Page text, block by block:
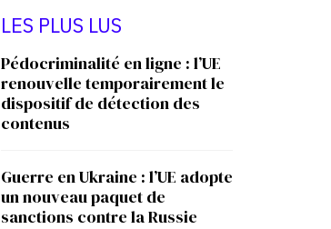
LES PLUS LUS
Pédocriminalité en ligne : l’UE
renouvelle temporairement le
dispositif de détection des
contenus
Guerre en Ukraine : l’UE adopte
un nouveau paquet de
sanctions contre la Russie